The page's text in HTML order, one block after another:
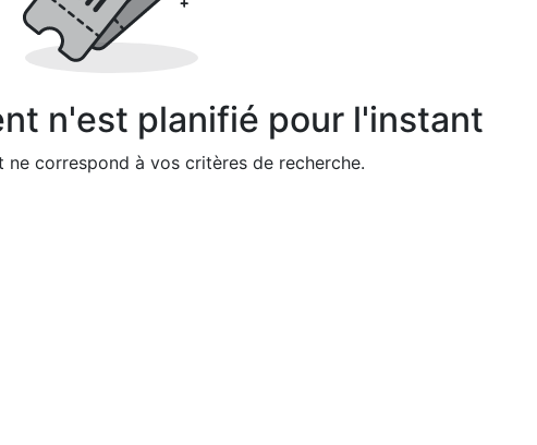
n'est planifié pour l'instant
ne correspond à vos critères de recherche.